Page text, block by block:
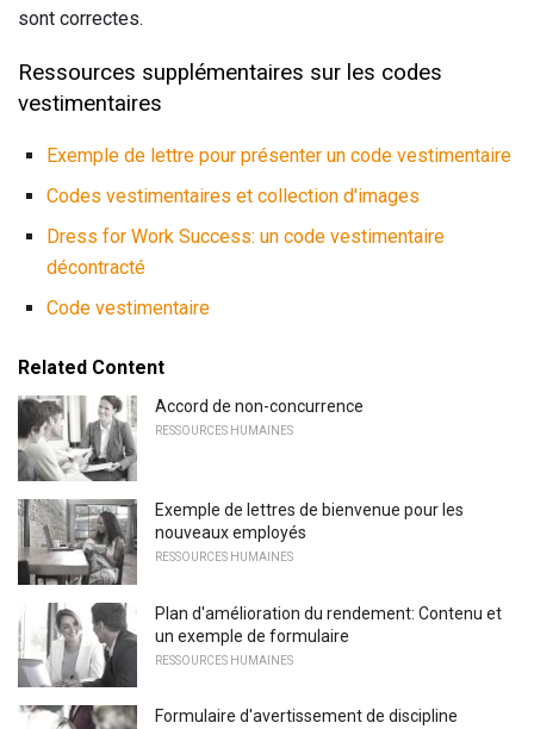
sont correctes.
Ressources supplémentaires sur les codes
vestimentaires
Exemple de lettre pour présenter un code vestimentaire
Codes vestimentaires et collection d'images
Dress for Work Success: un code vestimentaire
décontracté
Code vestimentaire
Related Content
Accord de non-concurrence
RESSOURCES HUMAINES
Exemple de lettres de bienvenue pour les
nouveaux employés
RESSOURCES HUMAINES
Plan d'amélioration du rendement: Contenu et
un exemple de formulaire
RESSOURCES HUMAINES
Formulaire d'avertissement de discipline